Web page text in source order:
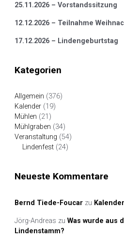
25.11.2026 – Vorstandssitzung
12.12.2026 – Teilnahme
17.12.2026 – Lindengeburtstag
Kategorien
Allgemein (376)
Kalender (19)
Mühlen (21)
Mühlgraben (34)
Veranstaltung (54)
Lindenfest (24)
Neueste Kommentare
Bernd Tiede-Foucar zu
Jörg-Andreas zu Was wurde aus
Lindenstamm?